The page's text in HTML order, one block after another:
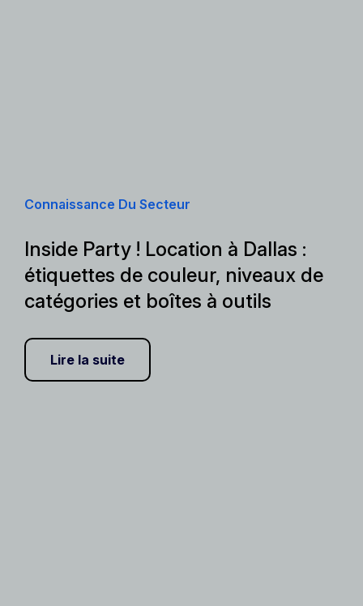
Connaissance Du Secteur
Inside Party ! Location à Dallas :
étiquettes de couleur, niveaux de
catégories et boîtes à outils
Lire la suite